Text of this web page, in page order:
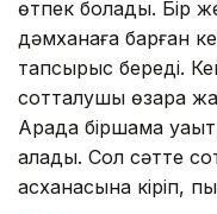
өтпек болады. Бір
дәмханаға барған
тапсырыс береді.
сотталушы өзара
Арада біршама
қалады. Сол сәтте
асханасына кіріп,